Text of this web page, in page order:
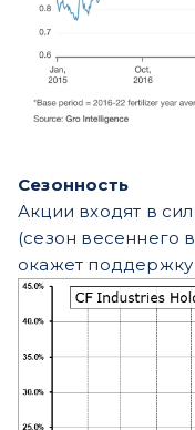
Сезонность
Акции входят в
(сезон весеннего
окажет поддержку